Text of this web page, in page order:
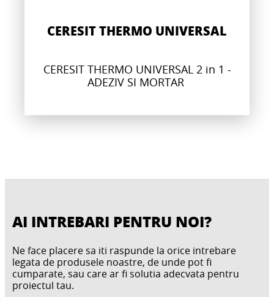
CERESIT THERMO UNIVERSAL
CERESIT THERMO UNIVERSAL 2 in 1 -
ADEZIV SI MORTAR
AI INTREBARI PENTRU NOI?
Ne face placere sa iti raspunde la orice intrebare
legata de produsele noastre, de unde pot fi
cumparate, sau care ar fi solutia adecvata pentru
proiectul tau.